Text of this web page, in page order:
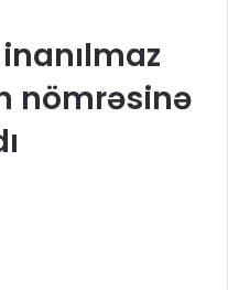
nömrəsinə